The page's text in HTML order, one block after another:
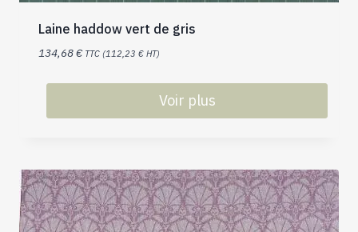
Laine haddow vert de gris
134,68€ TTC (112,23 € HT)
Voir plus